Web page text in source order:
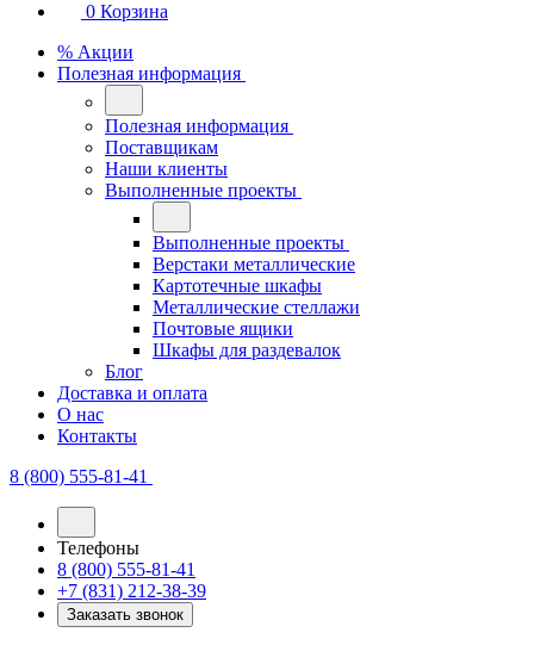
0 Корзина
% Акции
Полезная информация
Полезная информация
Поставщикам
Наши клиенты
Выполненные проекты
Выполненные проекты
Верстаки металлические
Картотечные шкафы
Металлические стеллажи
Почтовые ящики
Шкафы для раздевалок
Блог
Доставка и оплата
О нас
Контакты
8 (800) 555-81-41
Телефоны
8 (800) 555-81-41
+7 (831) 212-38-39
Заказать звонок